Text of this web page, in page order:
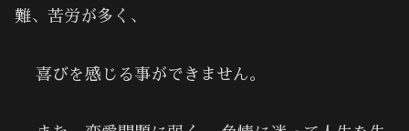
難、苦労が多く、
喜びを感じる事ができません。